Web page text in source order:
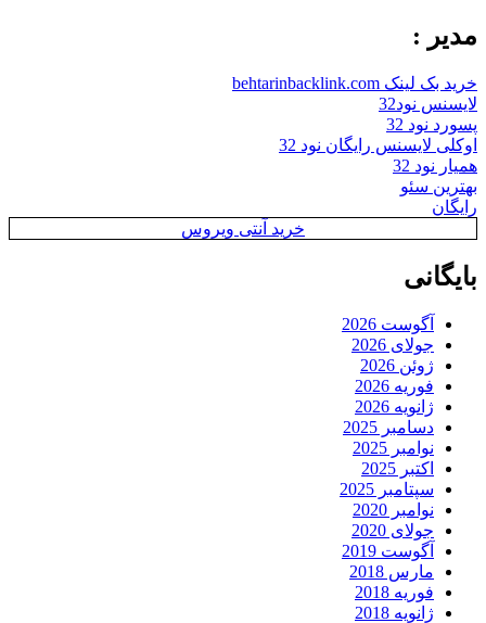
مدیر :
خرید بک لینک behtarinbacklink.com
لایسنس نود32
پسورد نود 32
اوکلی لایسنس رایگان نود 32
همیار نود 32
بهترین سئو
رایگان
خرید آنتی ویروس
بایگانی
آگوست 2026
جولای 2026
ژوئن 2026
فوریه 2026
ژانویه 2026
دسامبر 2025
نوامبر 2025
اکتبر 2025
سپتامبر 2025
نوامبر 2020
جولای 2020
آگوست 2019
مارس 2018
فوریه 2018
ژانویه 2018